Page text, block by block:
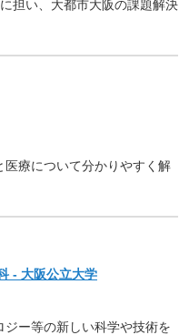
担い、 大都市大阪の課題解決
医療について分かりやすく解
- 大阪公立大学
ジー等の新しい科学や技術を